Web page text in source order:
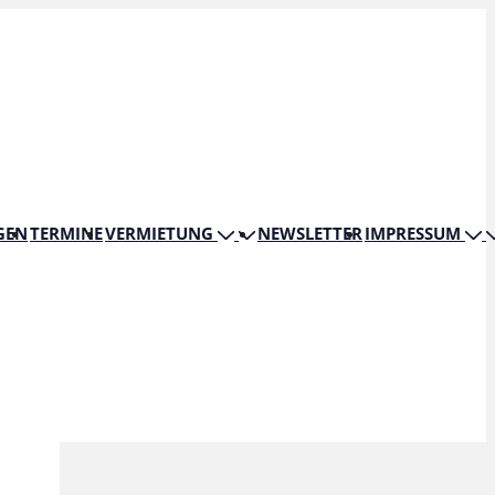
TERMINEVERMIETUNG NEWSLETTERIMPRESSUM